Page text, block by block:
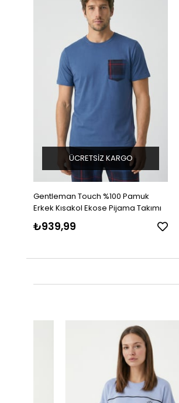
Gentleman Touch %100 Pamuk
Erkek Kısakol Ekose Pijama Takımı
₺939,99
ÜCRETSIZ KARGO